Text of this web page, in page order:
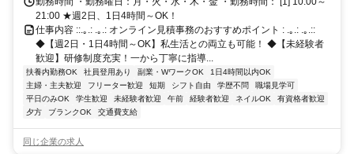
21:00 ★週2日、1日4時間～OK！
仕事内容 ::.｡.: .｡.: オンライン見積事務のおすすめポイント : .｡.: .｡.::
◆【週2日・1日4時間～OK】私生活との両立も可能！ ◆【未経験者
歓迎】研修制度充実！一から丁寧に指導...
扶養内勤務OK 社員登用あり 副業・WワークOK
1日4時間以内OK
主婦・主夫歓迎
フリーター歓迎 短期 シフト自由 学歴不問
職場見学可
平日のみOK
学生歓迎 未経験者歓迎 午前 経験者歓迎 ネイルOK
有資格者歓迎
夕方
ブランクOK 交通費支給
同じ企業の求人